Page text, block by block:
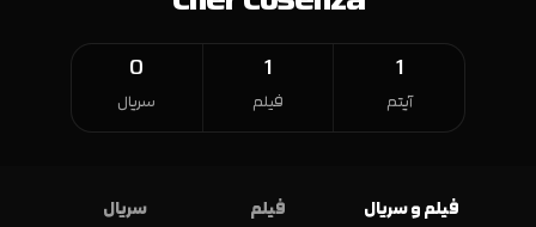
1
آیتم
1
فیلم
0
سریال
فیلم و سریال فیلم سریال